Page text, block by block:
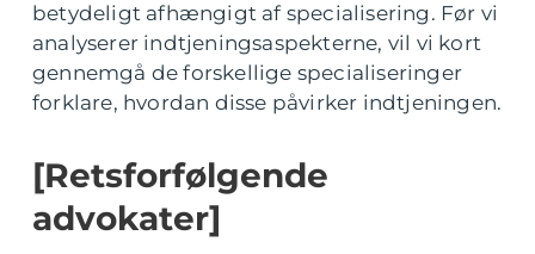
betydeligt afhængigt af specialisering. Før vi
analyserer indtjeningsaspekterne, vil vi kort
gennemgå de forskellige specialiseringer
forklare, hvordan disse påvirker indtjeningen.
[Retsforfølgende
advokater]